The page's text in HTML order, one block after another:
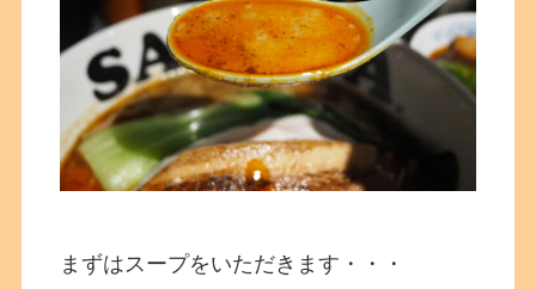
まずはスープをいただきます・・・